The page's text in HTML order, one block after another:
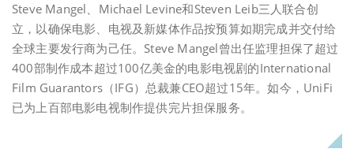
Steve Mangel、Michael Levine和Steven Leib三人联合创
立，以确保电影、电视及新媒体作品按预算如期完成并交付给
全球主要发行商为己任。Steve Mangel曾出任监理担保了超过
400部制作成本超过100亿美金的电影电视剧的International
Film Guarantors（IFG）总裁兼CEO超过15年。如今，UniFi
已为上百部电影电视制作提供完片担保服务。